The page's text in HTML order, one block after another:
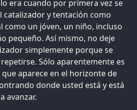
era cuando por primera vez se
catalizador y tentación como
como un jóven, un niño, incluso
pequeño. Así mismo, no deje
simplemente porque se
Sólo aparentemente es
que aparece en el horizonte de
donde usted está y está
avanzar.